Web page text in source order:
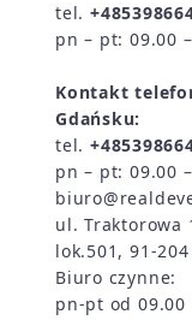
tel.
pn – pt: 09.00
Kontakt
Gdańsku:
tel.
pn – pt: 09.00
ul. Traktorowa
lok.501, 91-
Biuro czynne:
pn-pt od 09.00